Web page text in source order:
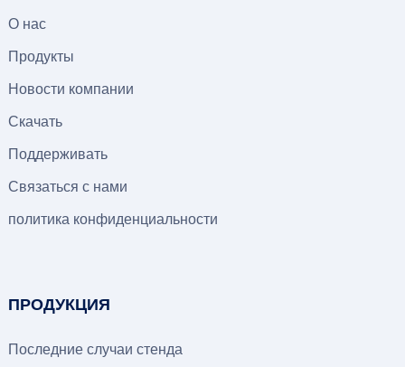
О нас
Продукты
Новости компании
Скачать
Поддерживать
Связаться с нами
политика конфиденциальности
ПРОДУКЦИЯ
Последние случаи стенда